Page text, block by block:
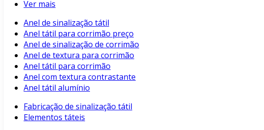
Ver mais
Anel de sinalização tátil
Anel tátil para corrimão preço
Anel de sinalização de corrimão
Anel de textura para corrimão
Anel tátil para corrimão
Anel com textura contrastante
Anel tátil alumínio
Fabricação de sinalização tátil
Elementos táteis